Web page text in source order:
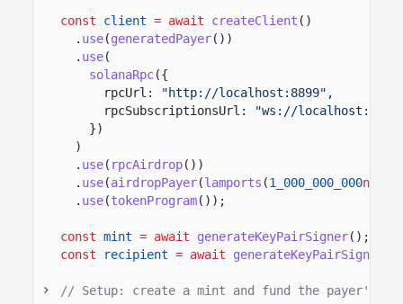
const client = await createClient ()
. use(generatedPayer())
. use(
solanaRpc({
rpcUrl:
"http://localhost:8899" ,
rpcSubscriptionsUrl:
"ws://
})
)
. use( rpcAirdrop())
. use(airdropPayer(lamports (1_000_000_000n
. use(tokenProgram()) ;
const mint = await generateKeyPairSigner();
const
recipient = await generateKeyPairSigner
// Setup: create a mint and fund the payer's